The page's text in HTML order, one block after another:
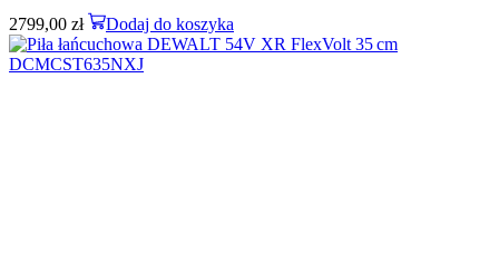
2799,00 zł Dodaj do koszyka